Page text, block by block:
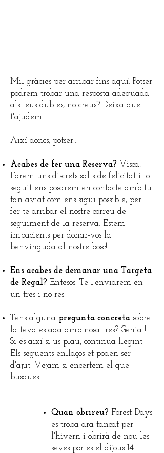
----------------------------------
Mil gràcies per arribar fins aquí. Potser
podrem trobar una resposta adequada
als teus dubtes, no creus? Deixa que
t'ajudem!
Així doncs, potser...
Acabes de fer una Reserva? Visca!
Farem uns discrets salts de felicitat i tot
seguit ens posarem en contacte amb tu
tan aviat com ens sigui possible, per
fer-te arribar el nostre correu de
seguiment de la reserva. Estem
impacients per donar-vos la
benvinguda al nostre bosc!
Ens acabes de demanar una Targeta
de Regal? Entesos. Te l'enviarem en
un tres i no res.
Tens alguna pregunta concreta sobre
la teva estada amb nosaltres? Genial!
Si és així si us plau, continua llegint.
Els següents enllaços et poden ser
d'ajut. Vejam si encertem el que
busques…
Quan obrireu? Forest Days
es troba ara tancat per
l'hivern i obrirà de nou les
seves portes el dijous 14